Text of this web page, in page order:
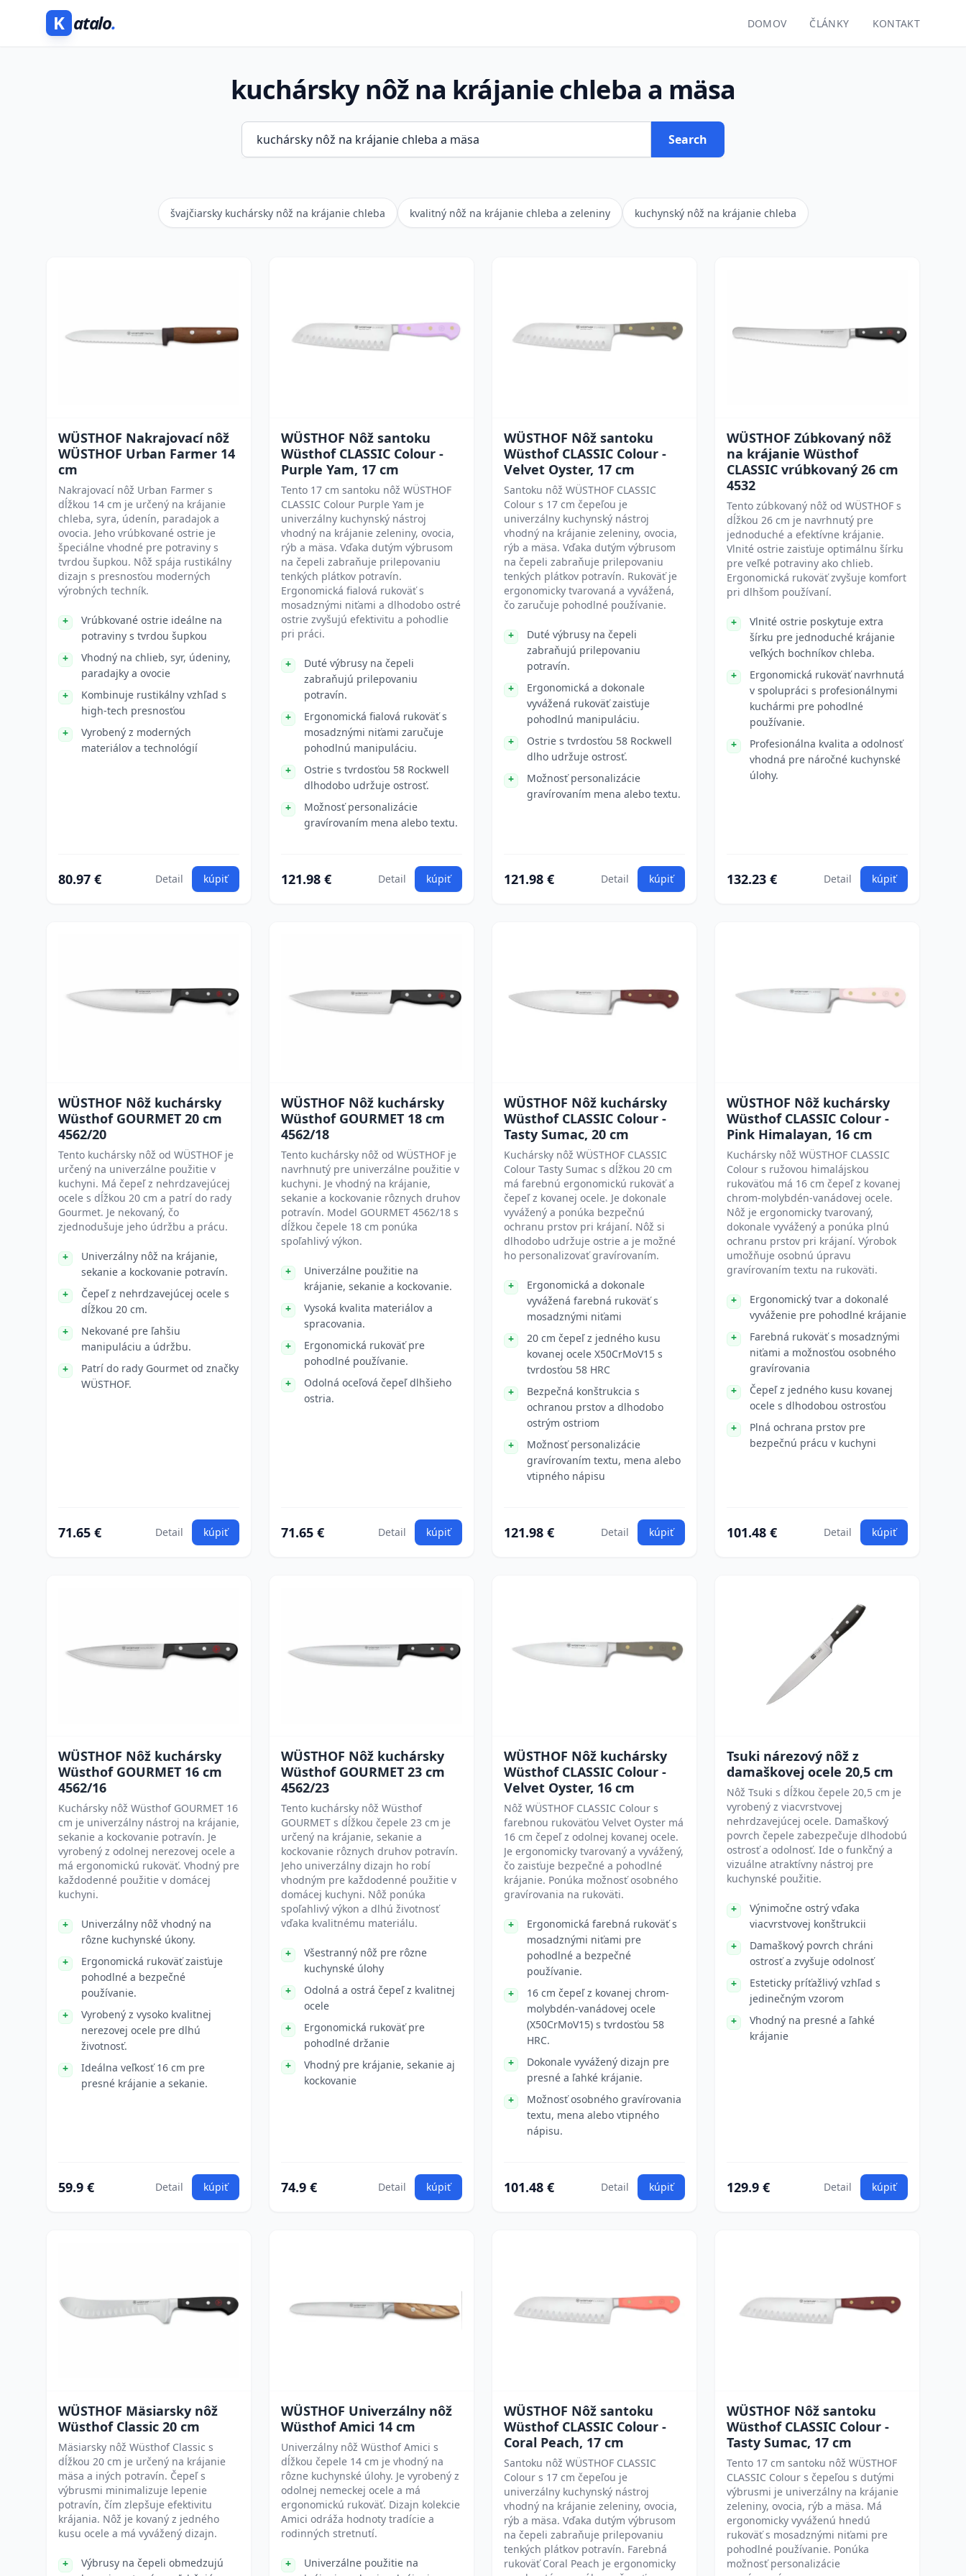
K atalo. DOMOV ČLÁNKY KONTAKT
kuchársky nôž na krájanie chleba a mäsa
Search
švajčiarsky kuchársky nôž na krájanie chleba kvalitný nôž na krájanie chleba a zeleniny kuchynský nôž na krájanie chleba
WÜSTHOF Nakrajovací nôž
WÜSTHOF Urban Farmer 14
cm
Nakrajovací nôž Urban Farmer s
dĺžkou 14 cm je určený na krájanie
chleba, syra, údenín, paradajok a
ovocia. Jeho vrúbkované ostrie je
špeciálne vhodné pre potraviny s
tvrdou šupkou. Nôž spája rustikálny
dizajn s presnosťou moderných
výrobných techník.
Vrúbkované ostrie ideálne na
potraviny s tvrdou šupkou
Vhodný na chlieb, syr, údeniny,
paradajky a ovocie
Kombinuje rustikálny vzhľad s
high-tech presnosťou
Vyrobený z moderných
materiálov a technológií
80.97 € Detail kúpiť
WÜSTHOF Nôž santoku
Wüsthof CLASSIC Colour -
Purple Yam, 17 cm
Tento 17 cm santoku nôž WÜSTHOF
CLASSIC Colour Purple Yam je
univerzálny kuchynský nástroj
vhodný na krájanie zeleniny, ovocia,
rýb a mäsa. Vďaka dutým výbrusom
na čepeli zabraňuje prilepovaniu
tenkých plátkov potravín.
Ergonomická fialová rukoväť s
mosadznými niťami a dlhodobo ostré
ostrie zvyšujú efektivitu a pohodlie
pri práci.
Duté výbrusy na čepeli
zabraňujú prilepovaniu
potravín.
Ergonomická fialová rukoväť s
mosadznými niťami zaručuje
pohodlnú manipuláciu.
Ostrie s tvrdosťou 58 Rockwell
dlhodobo udržuje ostrosť.
Možnosť personalizácie
gravírovaním mena alebo textu.
121.98 € Detail kúpiť
WÜSTHOF Nôž santoku
Wüsthof CLASSIC Colour -
Velvet Oyster, 17 cm
Santoku nôž WÜSTHOF CLASSIC
Colour s 17 cm čepeľou je
univerzálny kuchynský nástroj
vhodný na krájanie zeleniny, ovocia,
rýb a mäsa. Vďaka dutým výbrusom
na čepeli zabraňuje prilepovaniu
tenkých plátkov potravín. Rukoväť je
ergonomicky tvarovaná a vyvážená,
čo zaručuje pohodlné používanie.
Duté výbrusy na čepeli
zabraňujú prilepovaniu
potravín.
Ergonomická a dokonale
vyvážená rukoväť zaisťuje
pohodlnú manipuláciu.
Ostrie s tvrdosťou 58 Rockwell
dlho udržuje ostrosť.
Možnosť personalizácie
gravírovaním mena alebo textu.
121.98 € Detail kúpiť
WÜSTHOF Zúbkovaný nôž
na krájanie Wüsthof
CLASSIC vrúbkovaný 26 cm
4532
Tento zúbkovaný nôž od WÜSTHOF s
dĺžkou 26 cm je navrhnutý pre
jednoduché a efektívne krájanie.
Vlnité ostrie zaisťuje optimálnu šírku
pre veľké potraviny ako chlieb.
Ergonomická rukoväť zvyšuje komfort
pri dlhšom používaní.
Vlnité ostrie poskytuje extra
šírku pre jednoduché krájanie
veľkých bochníkov chleba.
Ergonomická rukoväť navrhnutá
v spolupráci s profesionálnymi
kuchármi pre pohodlné
používanie.
Profesionálna kvalita a odolnosť
vhodná pre náročné kuchynské
úlohy.
132.23 € Detail kúpiť
WÜSTHOF Nôž kuchársky
Wüsthof GOURMET 20 cm
4562/20
Tento kuchársky nôž od WÜSTHOF je
určený na univerzálne použitie v
kuchyni. Má čepeľ z nehrdzavejúcej
ocele s dĺžkou 20 cm a patrí do rady
Gourmet. Je nekovaný, čo
zjednodušuje jeho údržbu a prácu.
Univerzálny nôž na krájanie,
sekanie a kockovanie potravín.
Čepeľ z nehrdzavejúcej ocele s
dĺžkou 20 cm.
Nekované pre ľahšiu
manipuláciu a údržbu.
Patrí do rady Gourmet od značky
WÜSTHOF.
71.65 € Detail kúpiť
WÜSTHOF Nôž kuchársky
Wüsthof GOURMET 18 cm
4562/18
Tento kuchársky nôž od WÜSTHOF je
navrhnutý pre univerzálne použitie v
kuchyni. Je vhodný na krájanie,
sekanie a kockovanie rôznych druhov
potravín. Model GOURMET 4562/18 s
dĺžkou čepele 18 cm ponúka
spoľahlivý výkon.
Univerzálne použitie na
krájanie, sekanie a kockovanie.
Vysoká kvalita materiálov a
spracovania.
Ergonomická rukoväť pre
pohodlné používanie.
Odolná oceľová čepeľ dlhšieho
ostria.
71.65 € Detail kúpiť
WÜSTHOF Nôž kuchársky
Wüsthof CLASSIC Colour -
Tasty Sumac, 20 cm
Kuchársky nôž WÜSTHOF CLASSIC
Colour Tasty Sumac s dĺžkou 20 cm
má farebnú ergonomickú rukoväť a
čepeľ z kovanej ocele. Je dokonale
vyvážený a ponúka bezpečnú
ochranu prstov pri krájaní. Nôž si
dlhodobo udržuje ostrie a je možné
ho personalizovať gravírovaním.
Ergonomická a dokonale
vyvážená farebná rukoväť s
mosadznými niťami
20 cm čepeľ z jedného kusu
kovanej ocele X50CrMoV15 s
tvrdosťou 58 HRC
Bezpečná konštrukcia s
ochranou prstov a dlhodobo
ostrým ostriom
Možnosť personalizácie
gravírovaním textu, mena alebo
vtipného nápisu
121.98 € Detail kúpiť
WÜSTHOF Nôž kuchársky
Wüsthof CLASSIC Colour -
Pink Himalayan, 16 cm
Kuchársky nôž WÜSTHOF CLASSIC
Colour s ružovou himalájskou
rukoväťou má 16 cm čepeľ z kovanej
chrom-molybdén-vanádovej ocele.
Nôž je ergonomicky tvarovaný,
dokonale vyvážený a ponúka plnú
ochranu prstov pri krájaní. Výrobok
umožňuje osobnú úpravu
gravírovaním textu na rukoväti.
Ergonomický tvar a dokonalé
vyváženie pre pohodlné krájanie
Farebná rukoväť s mosadznými
niťami a možnosťou osobného
gravírovania
Čepeľ z jedného kusu kovanej
ocele s dlhodobou ostrosťou
Plná ochrana prstov pre
bezpečnú prácu v kuchyni
101.48 € Detail kúpiť
WÜSTHOF Nôž kuchársky
Wüsthof GOURMET 16 cm
4562/16
Kuchársky nôž Wüsthof GOURMET 16
cm je univerzálny nástroj na krájanie,
sekanie a kockovanie potravín. Je
vyrobený z odolnej nerezovej ocele a
má ergonomickú rukoväť. Vhodný pre
každodenné použitie v domácej
kuchyni.
Univerzálny nôž vhodný na
rôzne kuchynské úkony.
Ergonomická rukoväť zaisťuje
pohodlné a bezpečné
používanie.
Vyrobený z vysoko kvalitnej
nerezovej ocele pre dlhú
životnosť.
Ideálna veľkosť 16 cm pre
presné krájanie a sekanie.
59.9 € Detail kúpiť
WÜSTHOF Nôž kuchársky
Wüsthof GOURMET 23 cm
4562/23
Tento kuchársky nôž Wüsthof
GOURMET s dĺžkou čepele 23 cm je
určený na krájanie, sekanie a
kockovanie rôznych druhov potravín.
Jeho univerzálny dizajn ho robí
vhodným pre každodenné použitie v
domácej kuchyni. Nôž ponúka
spoľahlivý výkon a dlhú životnosť
vďaka kvalitnému materiálu.
Všestranný nôž pre rôzne
kuchynské úlohy
Odolná a ostrá čepeľ z kvalitnej
ocele
Ergonomická rukoväť pre
pohodlné držanie
Vhodný pre krájanie, sekanie aj
kockovanie
74.9 € Detail kúpiť
WÜSTHOF Nôž kuchársky
Wüsthof CLASSIC Colour -
Velvet Oyster, 16 cm
Nôž WÜSTHOF CLASSIC Colour s
farebnou rukoväťou Velvet Oyster má
16 cm čepeľ z odolnej kovanej ocele.
Je ergonomicky tvarovaný a vyvážený,
čo zaisťuje bezpečné a pohodlné
krájanie. Ponúka možnosť osobného
gravírovania na rukoväti.
Ergonomická farebná rukoväť s
mosadznými niťami pre
pohodlné a bezpečné
používanie.
16 cm čepeľ z kovanej chrom-
molybdén-vanádovej ocele
(X50CrMoV15) s tvrdosťou 58
HRC.
Dokonale vyvážený dizajn pre
presné a ľahké krájanie.
Možnosť osobného gravírovania
textu, mena alebo vtipného
nápisu.
101.48 € Detail kúpiť
Tsuki nárezový nôž z
damaškovej ocele 20,5 cm
Nôž Tsuki s dĺžkou čepele 20,5 cm je
vyrobený z viacvrstvovej
nehrdzavejúcej ocele. Damaškový
povrch čepele zabezpečuje dlhodobú
ostrosť a odolnosť. Ide o funkčný a
vizuálne atraktívny nástroj pre
kuchynské použitie.
Výnimočne ostrý vďaka
viacvrstvovej konštrukcii
Damaškový povrch chráni
ostrosť a zvyšuje odolnosť
Esteticky príťažlivý vzhľad s
jedinečným vzorom
Vhodný na presné a ľahké
krájanie
129.9 € Detail kúpiť
WÜSTHOF Mäsiarsky nôž
Wüsthof Classic 20 cm
Mäsiarsky nôž Wüsthof Classic s
dĺžkou 20 cm je určený na krájanie
mäsa a iných potravín. Čepeľ s
výbrusmi minimalizuje lepenie
potravín, čím zlepšuje efektivitu
krájania. Nôž je kovaný z jedného
kusu ocele a má vyvážený dizajn.
Výbrusy na čepeli obmedzujú
WÜSTHOF Univerzálny nôž
Wüsthof Amici 14 cm
Univerzálny nôž Wüsthof Amici s
dĺžkou čepele 14 cm je vhodný na
rôzne kuchynské úlohy. Je vyrobený z
odolnej nemeckej ocele a má
ergonomickú rukoväť. Dizajn kolekcie
Amici odráža hodnoty tradície a
rodinných stretnutí.
Univerzálne použitie na
WÜSTHOF Nôž santoku
Wüsthof CLASSIC Colour -
Coral Peach, 17 cm
Santoku nôž WÜSTHOF CLASSIC
Colour s 17 cm čepeľou je
univerzálny kuchynský nástroj
vhodný na krájanie zeleniny, ovocia,
rýb a mäsa. Vďaka dutým výbrusom
na čepeli zabraňuje prilepovaniu
tenkých plátkov potravín. Farebná
rukoväť Coral Peach je ergonomicky
WÜSTHOF Nôž santoku
Wüsthof CLASSIC Colour -
Tasty Sumac, 17 cm
Tento 17 cm santoku nôž WÜSTHOF
CLASSIC Colour s čepeľou s dutými
výbrusmi je univerzálny na krájanie
zeleniny, ovocia, rýb a mäsa. Má
ergonomicky vyváženú hnedú
rukoväť s mosadznými niťami pre
pohodlné používanie. Ponúka
možnosť personalizácie